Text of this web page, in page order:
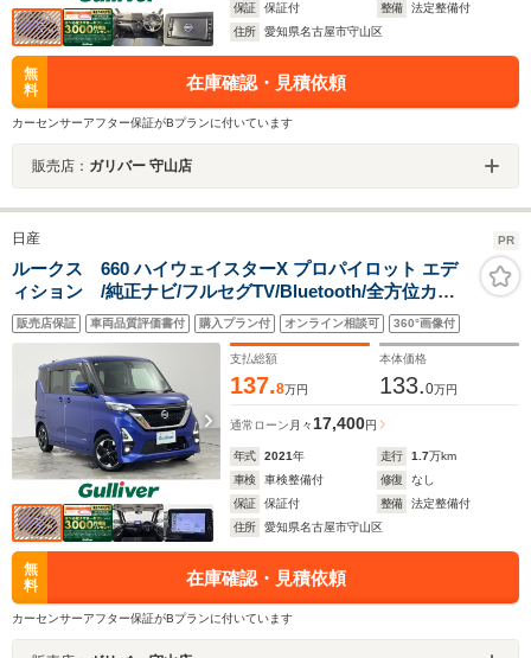
保証
保証付 整備
法定整備付
住所
愛知県名古屋市守山区
無
料
在庫確認・見積依頼
カーセンサーアフター保証がBプランに付いています
販売店： ガリバー 守山店
日産 PR
ルークス 660 ハイウェイスターX プロパイロット エデ
ィション /純正ナビ/フルセグTV/Bluetooth/全方位カメ
ラ/ETC/両側パワースライドドア/プロパイロット/追従機
能付クルーズコントロール/車線逸脱警報/踏み間違い衝突
防止アシスト/ロールサンシェード
販売店保証 車両品質評価書付 購入プラン付 オンライン相談可 360°画像付
支払総額
137.8万円
本体価格
133.0万円
通常ローン 月々17,400円
年式 2021年 走行 1.7万km
車検
車検整備付 修復
なし
保証
保証付 整備
法定整備付
住所
愛知県名古屋市守山区
無
料
在庫確認・見積依頼
カーセンサーアフター保証がBプランに付いています